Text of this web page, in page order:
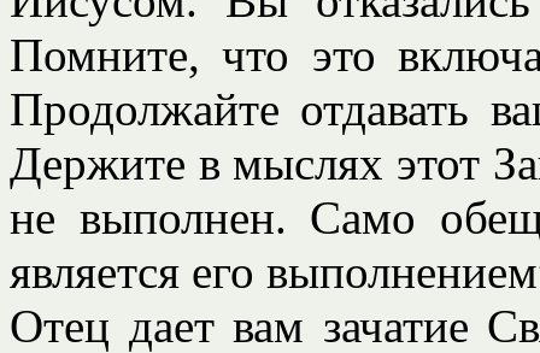
Помните, что это
Продолжайте отдавать
Держите в мыслях этот
не выполнен. Само
является его
Отец дает вам зачатие